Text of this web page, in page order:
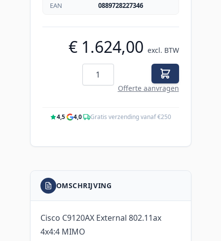
EAN
0889728227346
€ 1.624,00 excl. BTW
Aantal
Offerte aanvragen
4,5· 4,0· Gratis verzending vanaf €250
OMSCHRIJVING
Cisco C9120AX External 802.11ax
4x4:4 MIMO